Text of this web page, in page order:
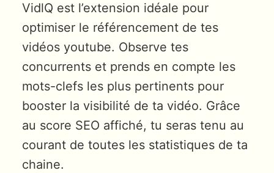
VidlQ est l’extension idéale pour
optimiser le référencement de tes
vidéos youtube. Observe tes
concurrents et prends en compte les
mots-clefs les plus pertinents pour
booster la visibilité de ta vidéo. Grâce
au score SEO affiché, tu seras tenu au
courant de toutes les statistiques de ta
chaine.